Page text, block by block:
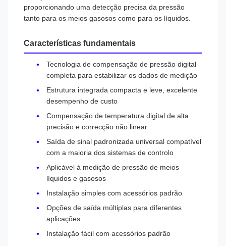
proporcionando uma detecção precisa da pressão
tanto para os meios gasosos como para os líquidos.
Características fundamentais
Tecnologia de compensação de pressão digital
completa para estabilizar os dados de medição
Estrutura integrada compacta e leve, excelente
desempenho de custo
Compensação de temperatura digital de alta
precisão e correcção não linear
Saída de sinal padronizada universal compatível
com a maioria dos sistemas de controlo
Aplicável à medição de pressão de meios
líquidos e gasosos
Instalação simples com acessórios padrão
Opções de saída múltiplas para diferentes
aplicações
Instalação fácil com acessórios padrão